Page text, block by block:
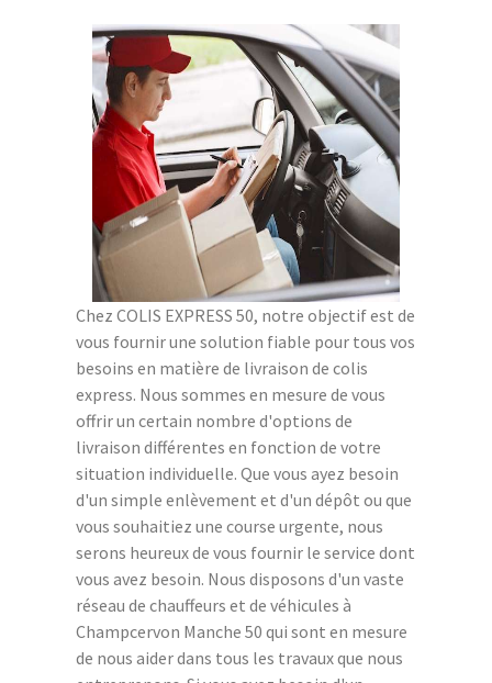
Chez COLIS EXPRESS 50, notre objectif est de
vous fournir une solution fiable pour tous vos
besoins en matière de livraison de colis
express. Nous sommes en mesure de vous
offrir un certain nombre d'options de
livraison différentes en fonction de votre
situation individuelle. Que vous ayez besoin
d'un simple enlèvement et d'un dépôt ou que
vous souhaitiez une course urgente, nous
serons heureux de vous fournir le service dont
vous avez besoin. Nous disposons d'un vaste
réseau de chauffeurs et de véhicules à
Champcervon Manche 50 qui sont en mesure
de nous aider dans tous les travaux que nous